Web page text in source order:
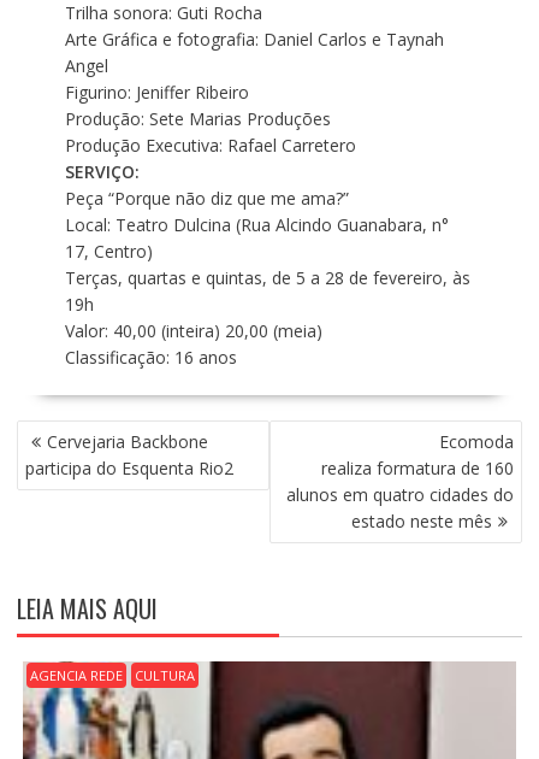
Trilha sonora: Guti Rocha
Arte Gráfica e fotografia: Daniel Carlos e Taynah
Angel
Figurino: Jeniffer Ribeiro
Produção: Sete Marias Produções
Produção Executiva: Rafael Carretero
SERVIÇO:
Peça “Porque não diz que me ama?”
Local: Teatro Dulcina (Rua Alcindo Guanabara, n°
17, Centro)
Terças, quartas e quintas, de 5 a 28 de fevereiro, às
19h
Valor: 40,00 (inteira) 20,00 (meia)
Classificação: 16 anos
N
A
V
Ç
Ã
O
D
E
P
Cervejaria Backbone
participa do Esquenta Rio2
Ecomoda
realiza formatura de 160
alunos em quatro cidades do
estado neste mês
LEIA MAIS AQUI
AGENCIA REDE CULTURA